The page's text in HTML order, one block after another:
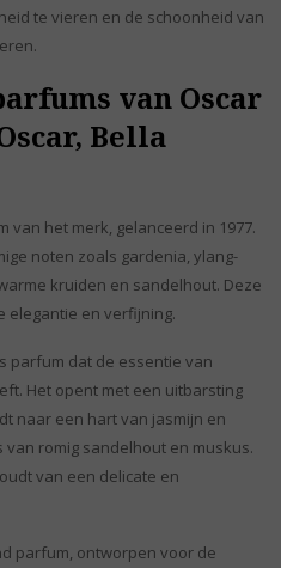
te vieren en de schoonheid van
van Oscar
Bella
van het merk, gelanceerd in 1977.
noten zoals gardenia, ylang-
kruiden en sandelhout. Deze
elegantie en verfijning.
parfum dat de essentie van
Het opent met een uitbarsting
naar een hart van jasmijn en
romig sandelhout en muskus.
van een delicate en
parfum, ontworpen voor de